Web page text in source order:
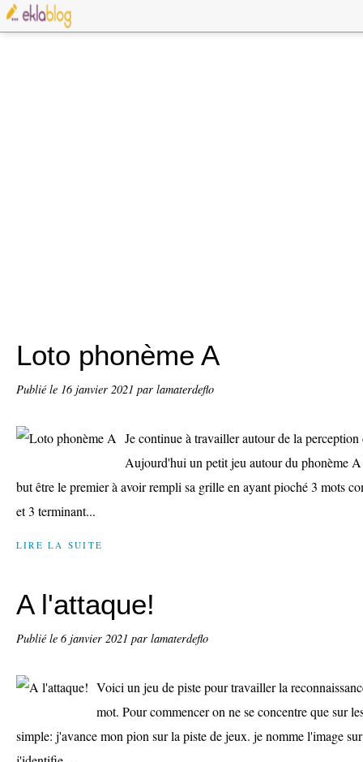
Loto phonème A
Publié le 16 janvier 2021 par lamaterdeflo
Je continue à travailler autour de la perception
Aujourd'hui un petit jeu autour du phonème
but être le premier à avoir rempli sa grille en ayant pioché 3 mots
et 3 terminant...
LIRE LA SUITE
A l'attaque!
Publié le 6 janvier 2021 par lamaterdeflo
Voici un jeu de piste pour travailler la
mot. Pour commencer on ne se concentre que sur
simple: j'avance mon pion sur la piste de jeux. je nomme l'image